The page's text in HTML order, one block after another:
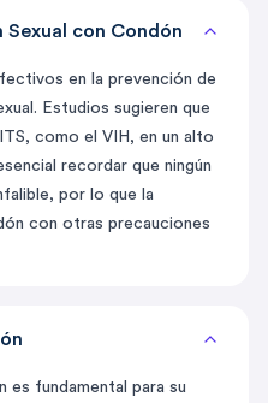
Sexual con Condón
en la prevención de
Estudios sugieren que
como el VIH, en un alto
recordar que ningún
por lo que la
con otras precauciones
es fundamental para su